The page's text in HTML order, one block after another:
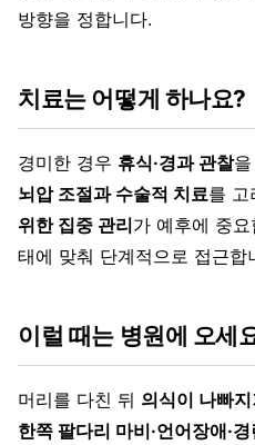
방향을 정합니다.
치료는 어떻게 하나요?
경미한 경우 휴식·경과 관찰
뇌압 조절과 수술적 치료를 고
위한 집중 관리가 예후에 중
태에 맞춰 단계적으로 접근합
이럴 때는 병원에 오세
머리를 다친 뒤 의식이 나빠
한쪽 팔다리 마비·언어장애·경